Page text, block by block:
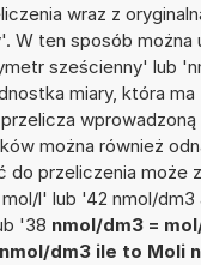
wraz z
W ten sposób można
sześcienny' lub
miary, która
można również
do przeliczenia może
l' lub '42 nmol/dm3
'38 nmol/dm3 =
nmol/dm3 ile to Moli